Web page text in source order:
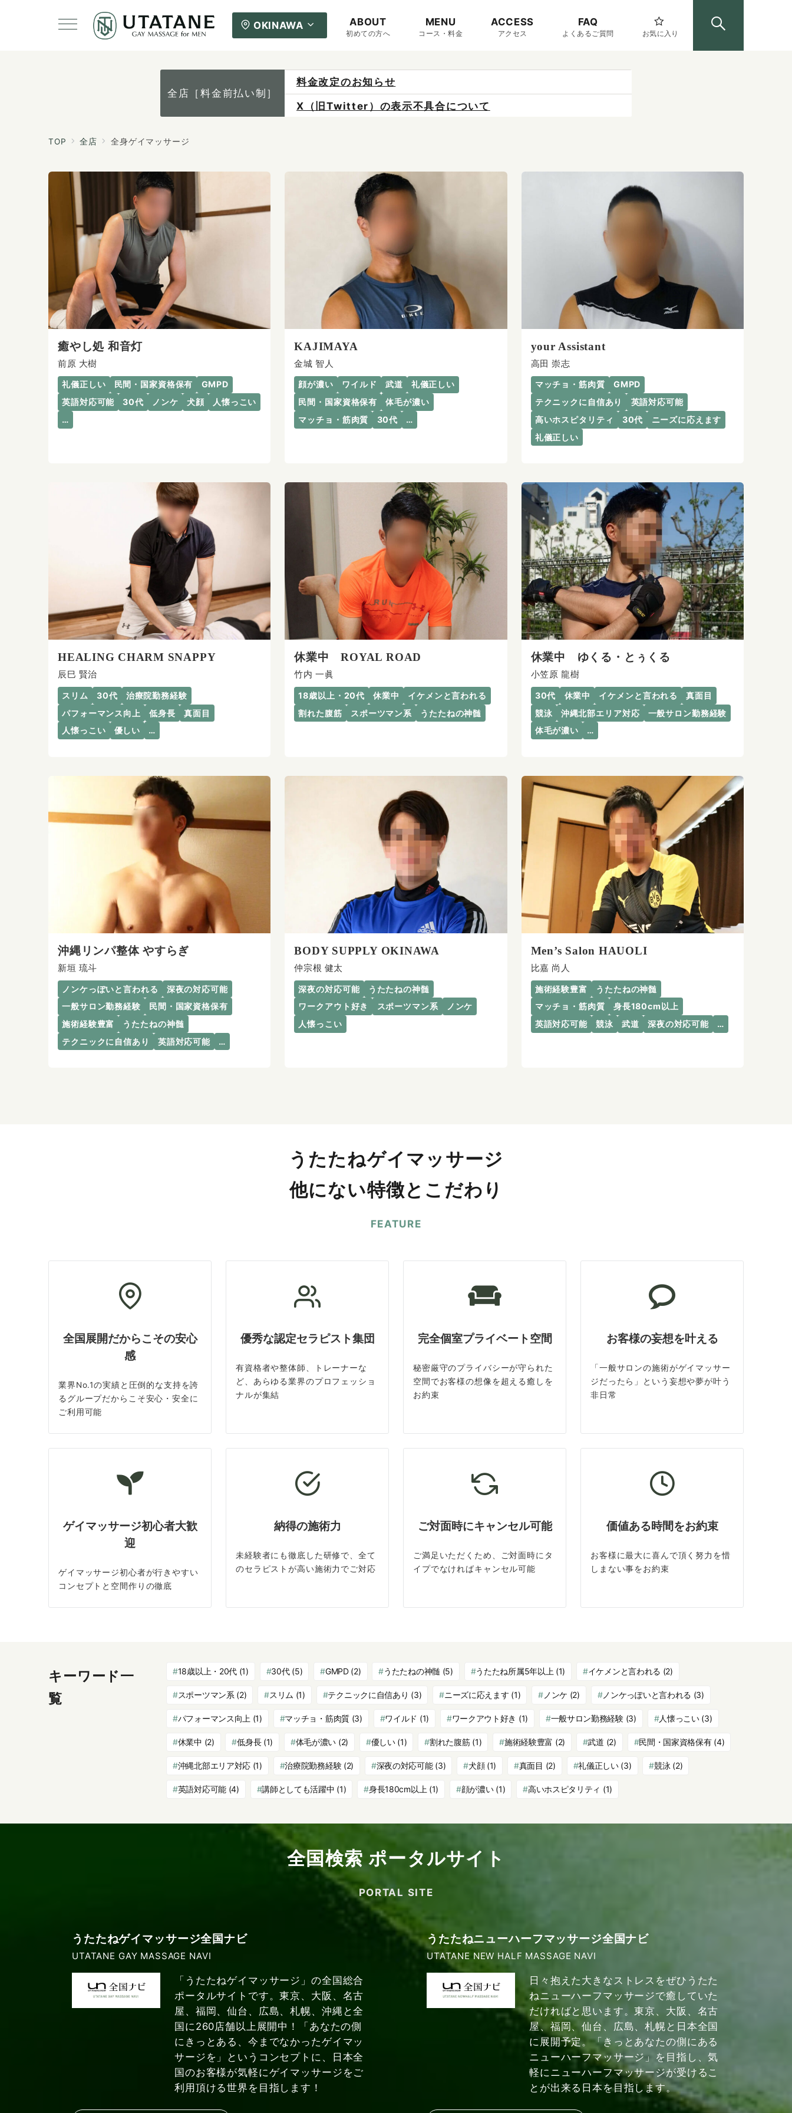
OKINAWA ABOUT
初めての方へ
MENU
コース・料金
ACCESS
アクセス
FAQ
よくあるご質問 お気に入り
全店［料金前払い制］
X（旧Twitter）の表示不具合について
ご予約は各店へ直接お問い合わせください。
料金改定のお知らせ
TOP 全店 全身ゲイマッサージ
癒やし処 和音灯
前原 大樹
礼儀正しい 民間・国家資格保有
GMPD
英語対応可能
30代 ノンケ 犬顔
人懐っこい
…
KAJIMAYA
金城 智人
顔が濃い ワイルド 武道
礼儀正しい
民間・国家資格保有
体毛が濃い
マッチョ・筋肉質
30代 …
your Assistant
高田 崇志
マッチョ・筋肉質
GMPD
テクニックに自信あり
英語対応可能
高いホスピタリティ
30代
ニーズに応えます
礼儀正しい
HEALING CHARM SNAPPY
辰巳 賢治
スリム 30代
治療院勤務経験
パフォーマンス向上
低身長
真面目
人懐っこい
優しい …
休業中 ROYAL ROAD
竹内 一眞
18歳以上・20代 休業中
イケメンと言われる
割れた腹筋
スポーツマン系 うたたねの神髄
休業中 ゆくる・とぅくる
小笠原 龍樹
30代 休業中 イケメンと言われる
真面目
競泳
沖縄北部エリア対応
一般サロン勤務経験
体毛が濃い
…
沖縄リンパ整体 やすらぎ
新垣 琉斗
ノンケっぽいと言われる
深夜の対応可能
一般サロン勤務経験
民間・国家資格保有
施術経験豊富
うたたねの神髄
テクニックに自信あり
英語対応可能 …
BODY SUPPLY OKINAWA
仲宗根 健太
深夜の対応可能
うたたねの神髄
ワークアウト好き
スポーツマン系
ノンケ
人懐っこい
Men’s Salon HAUOLI
比嘉 尚人
施術経験豊富
うたたねの神髄
マッチョ・筋肉質
身長180cm以上
英語対応可能
競泳 武道 深夜の対応可能 …
うたたねゲイマッサージ
他にない特徴とこだわり
FEATURE
全国展開だからこその安心
感
業界No.1の実績と圧倒的な支持を誇
るグループだからこそ安心・安全に
ご利用可能
優秀な認定セラピスト集団
有資格者や整体師、トレーナーな
ど、あらゆる業界のプロフェッショ
ナルが集結
完全個室プライベート空間
秘密厳守のプライバシーが守られた
空間でお客様の想像を超える癒しを
お約束
お客様の妄想を叶える
「一般サロンの施術がゲイマッサー
ジだったら」という妄想や夢が叶う
非日常
ゲイマッサージ初心者大歓
迎
ゲイマッサージ初心者が行きやすい
コンセプトと空間作りの徹底
納得の施術力
未経験者にも徹底した研修で、全て
のセラピストが高い施術力でご対応
ご対面時にキャンセル可能
ご満足いただくため、ご対面時にタ
イプでなければキャンセル可能
価値ある時間をお約束
お客様に最大に喜んで頂く努力を惜
しまない事をお約束
キーワード一
覧
18歳以上・20代 (1) 30代(5) GMPD(2) うたたねの神髄 (5) うたたね所属5年以上(1) イケメンと言われる (2)
スポーツマン系(2) スリム (1) テクニックに自信あり (3) ニーズに応えます (1) ノンケ (2) ノンケっぽいと言われる (3)
パフォーマンス向上 (1) マッチョ・筋肉質 (3) ワイルド (1) ワークアウト好き (1) 一般サロン勤務経験(3) 人懐っこい(3)
休業中 (2) 低身長(1) 体毛が濃い (2) 優しい(1) 割れた腹筋(1) 施術経験豊富 (2) 武道 (2) 民間・国家資格保有(4)
沖縄北部エリア対応 (1) 治療院勤務経験(2) 深夜の対応可能(3) 犬顔(1) 真面目 (2) 礼儀正しい(3) 競泳(2)
英語対応可能(4) 講師としても活躍中 (1) 身長180cm以上(1) 顔が濃い(1) 高いホスピタリティ (1)
全国検索 ポータルサイト
PORTAL SITE
うたたねゲイマッサージ全国ナビ
UTATANE GAY MASSAGE NAVI
「うたたねゲイマッサージ」の全国総合
ポータルサイトです。東京、大阪、名古
屋、福岡、仙台、広島、札幌、沖縄と全
国に260店舗以上展開中！「あなたの側
にきっとある、今までなかったゲイマッ
サージを」というコンセプトに、日本全
国のお客様が気軽にゲイマッサージをご
利用頂ける世界を目指します！
うたたねニューハーフマッサージ全国ナビ
UTATANE NEW HALF MASSAGE NAVI
日々抱えた大きなストレスをぜひうたた
ねニューハーフマッサージで癒していた
だければと思います。東京、大阪、名古
屋、福岡、仙台、広島、札幌と日本全国
に展開予定。「きっとあなたの側にある
ニューハーフマッサージ」を目指し、気
軽にニューハーフマッサージが受けるこ
とが出来る日本を目指します。